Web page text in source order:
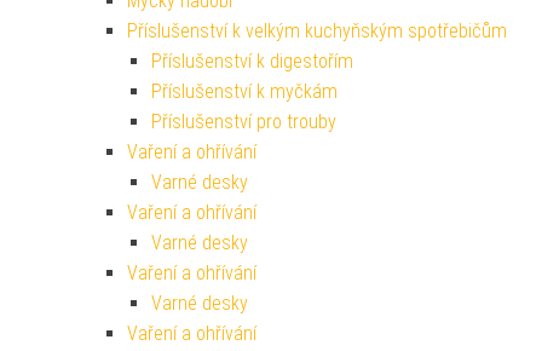
Příslušenství k velkým kuchyňským spotřebičům
Příslušenství k digestořím
Příslušenství k myčkám
Příslušenství pro trouby
Vaření a ohřívání
Varné desky
Vaření a ohřívání
Varné desky
Vaření a ohřívání
Varné desky
Vaření a ohřívání